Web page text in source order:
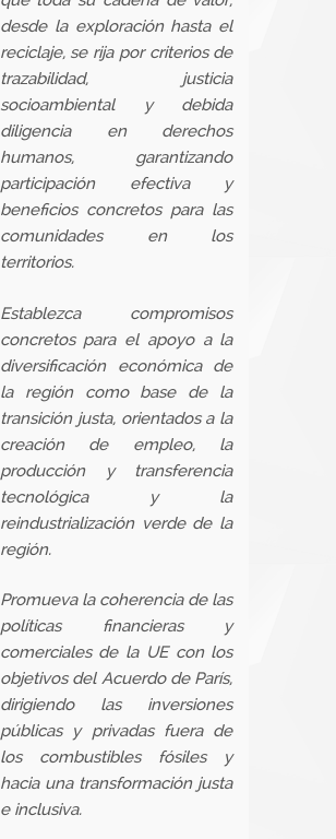
desde la exploración hasta el
reciclaje, se rija por criterios de
trazabilidad, justicia
socioambiental y debida
diligencia en derechos
humanos, garantizando
participación efectiva y
beneficios concretos para las
comunidades en los
territorios.
Establezca compromisos
concretos para el apoyo a la
diversificación económica de
la región como base de la
transición justa, orientados a la
creación de empleo, la
producción y transferencia
tecnológica y la
reindustrialización verde de la
región.
Promueva la coherencia de las
políticas financieras y
comerciales de la UE con los
objetivos del Acuerdo de París,
dirigiendo las inversiones
públicas y privadas fuera de
los combustibles fósiles y
hacia una transformación justa
e inclusiva.